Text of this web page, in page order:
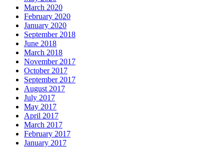
March 2020
February 2020
January 2020
September 2018
June 2018
March 2018
November 2017
October 2017
September 2017
August 2017
July 2017
May 2017
April 2017
March 2017
February 2017
January 2017